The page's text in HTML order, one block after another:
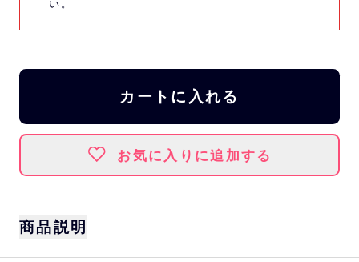
カートに入れる
お気に入りに追加する
商品説明